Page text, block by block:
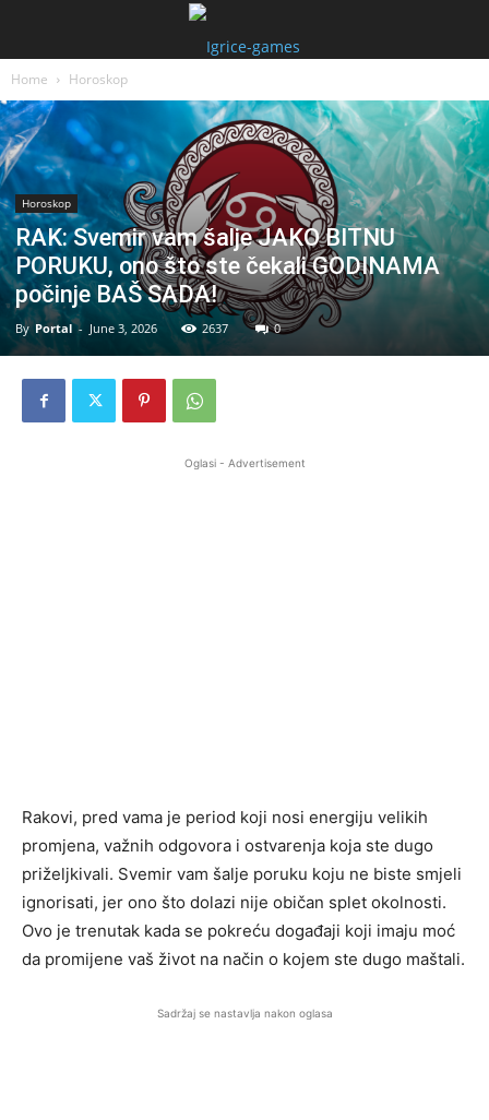
Home Horoskop
Horoskop
RAK: Svemir vam šalje JAKO BITNU
PORUKU, ono što ste čekali GODINAMA
počinje BAŠ SADA!
By Portal - June 3, 2026 2637 0
Oglasi - Advertisement
Rakovi, pred vama je period koji nosi energiju velikih
promjena, važnih odgovora i ostvarenja koja ste dugo
priželjkivali. Svemir vam šalje poruku koju ne biste smjeli
ignorisati, jer ono što dolazi nije običan splet okolnosti.
Ovo je trenutak kada se pokreću događaji koji imaju moć
da promijene vaš život na način o kojem ste dugo maštali.
Sadržaj se nastavlja nakon oglasa